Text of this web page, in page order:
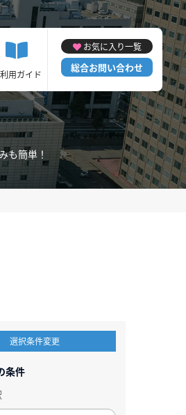
用ガイド
お気に入り一覧
総合お問い合わせ
も簡単！
選択条件変更
条件